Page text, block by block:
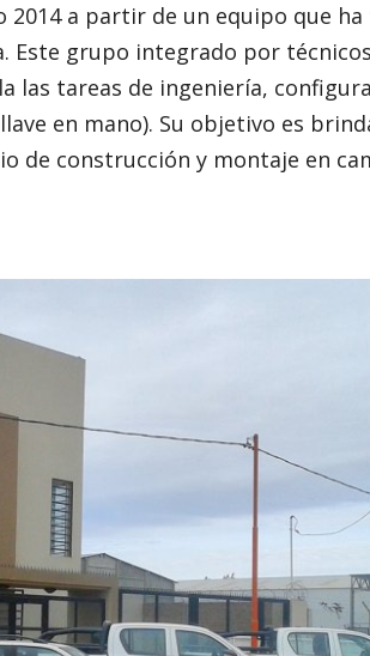
2014 a partir de un equipo que
Este grupo integrado por
las tareas de ingeniería,
en mano). Su objetivo es
de construcción y montaje en